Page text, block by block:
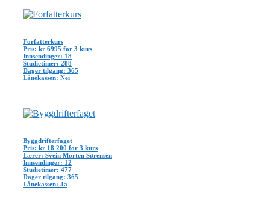
Forfatterkurs
Pris: kr 6995 for 3 kurs
Innsendinger: 18
Studietimer: 288
Dager tilgang: 365
Lånekassen: Nei
Byggdrifterfaget
Pris: kr 18 200 for 3 kurs
Lærer: Svein Morten Sørensen
Innsendinger: 12
Studietimer: 477
Dager tilgang: 365
Lånekassen: Ja